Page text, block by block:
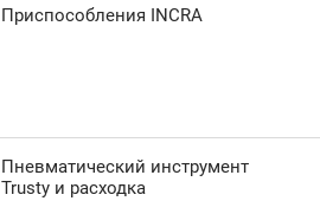
Приспособления INCRA
Пневматический инструмент
Trusty и расходка